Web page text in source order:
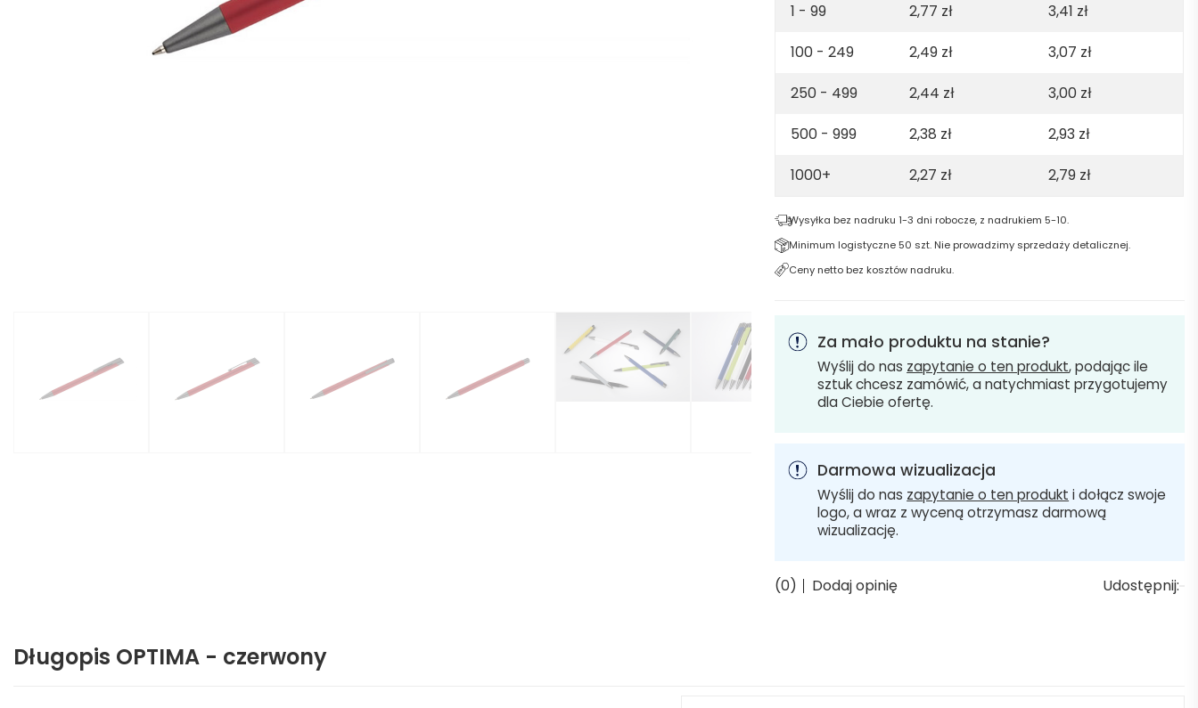
1 - 99
2,77 zł 3,41 zł
100 - 249
2,49 zł 3,07 zł
250 - 499
2,44 zł 3,00 zł
500 - 999
2,38 zł 2,93 zł
1000+
2,27 zł 2,79 zł
Wysyłka bez nadruku 1-3 dni robocze, z nadrukiem 5-10.
Minimum logistyczne 50 szt. Nie prowadzimy sprzedaży detalicznej.
Ceny netto bez kosztów nadruku.
Za mało produktu na stanie?
Wyślij do nas zapytanie o ten produkt, podając ile
sztuk chcesz zamówić, a natychmiast przygotujemy
dla Ciebie ofertę.
Darmowa wizualizacja
Wyślij do nas zapytanie o ten produkt i dołącz swoje
logo, a wraz z wyceną otrzymasz darmową
wizualizację.
(0) Dodaj opinię Udostępnij:
Długopis OPTIMA - czerwony